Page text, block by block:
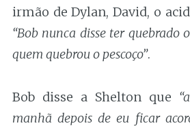
irmão de Dylan, David, o
“Bob nunca disse ter quebrado
quem quebrou o pescoço”.
Bob disse a Shelton que
manhã depois de eu ficar